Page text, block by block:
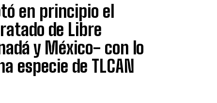
en principio el
de Libre
y México- con lo
especie de TLCAN